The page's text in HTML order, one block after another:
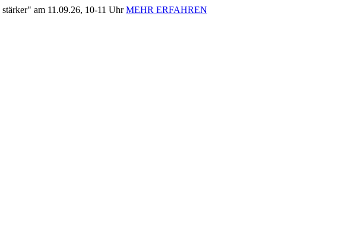
am 11.09.26, 10-11 UhrMEHR ERFAHREN